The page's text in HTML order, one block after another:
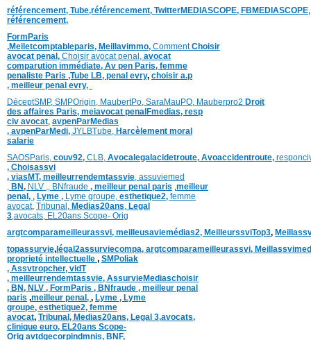
référencement, Tube,référencement, TwitterMEDIASCOPE, FBMEDIASCOPE
référencement,
FormParis
,Meiletcomptableparis, Meillavimmo, CommentChoisir
avocat penal, Choisir avocat penal, avocat
comparution immédiate, Av pen Paris, femme
penaliste Paris ,Tube LB, penal evry, choisir a.p
, meilleur penal evry,
DéceptSMP, SMPOrigin, MaubertPo, SaraMauPO, Mauberpro2 Droit
des affaires Paris, meiavocat penalFmedias, resp
civ avocat, avpenParMedias
, avpenParMedi, JYLBTube, Harcèlement moral
salarie
SAOSParis, couv92, CLB, Avocalegalacidetroute, Avoaccidentroute,
, Choisassvi
, viasMT, meilleurrendemtassvie, assuviemed
, BN, NLV ,, BNfraude , meilleur penal paris ,meilleur
penal, , Lyme , Lyme groupe, esthetique2, femme
avocat, Tribunal, Medias20ans, Legal
3,avocats, EL20ans Scope- Orig
argtcomparameilleurassvi, meilleusaviemédias2, MeilleurssviTop3,
topassurvie, légal2assurviecompa, argtcomparameilleurassvi,
proprieté intellectuelle , SMPoliak
, Assvtropcher, vidT
, meilleurrendemtassvie, AssurvieMediaschoisir
, BN, NLV , FormParis , BNfraude , meilleur penal
paris ,meilleur penal, , Lyme , Lyme
groupe, esthetique2, femme
avocat, Tribunal, Medias20ans, Legal 3,avocats,
clinique euro, EL20ans Scope-
Orig avtdgecorpindmnis, BNF,